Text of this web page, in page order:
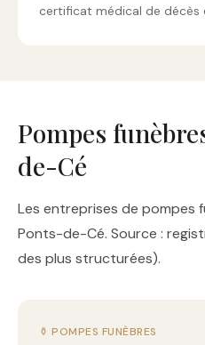
certificat médical de décès
Pompes
de-Cé
Les entreprises de pompes
Ponts-de-Cé. Source :
des plus structurées).
⚱️ POMPES FUNÈBRES